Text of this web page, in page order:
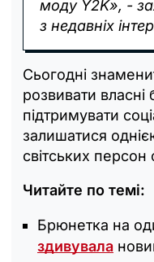
моду Y2K», -
з недавніх
Сьогодні
розвивати власні
підтримувати
залишатися
світських персон
Читайте по темі:
Брюнетка на
здивувала